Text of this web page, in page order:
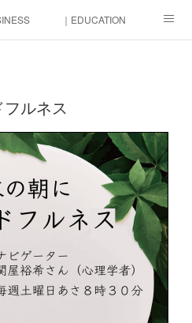
｜EDUCATION
ルネス